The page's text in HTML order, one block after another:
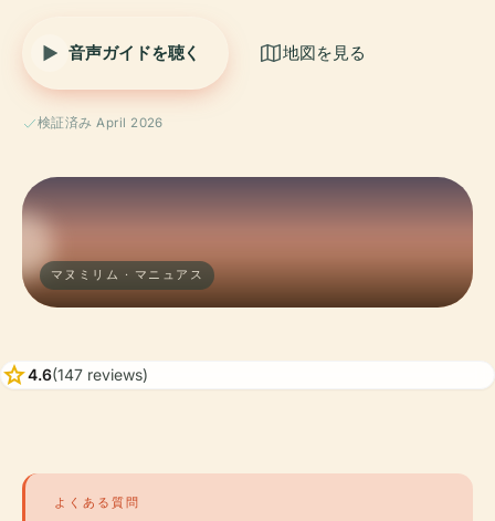
音声ガイドを聴く 地図を見る
検証済み April 2026
マヌミリム · マニュアス
star4.6(147 reviews)
よくある質問